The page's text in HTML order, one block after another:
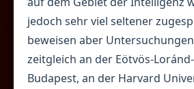
jedoch sehr viel seltener
beweisen aber
zeitgleich an der Eötvös-
Budapest, an der Harvard